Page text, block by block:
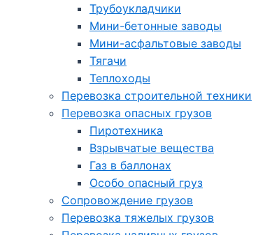
Трубоукладчики
Мини-бетонные заводы
Мини-асфальтовые заводы
Тягачи
Теплоходы
Перевозка строительной техники
Перевозка опасных грузов
Пиротехника
Взрывчатые вещества
Газ в баллонах
Особо опасный груз
Cопровождение грузов
Перевозка тяжелых грузов